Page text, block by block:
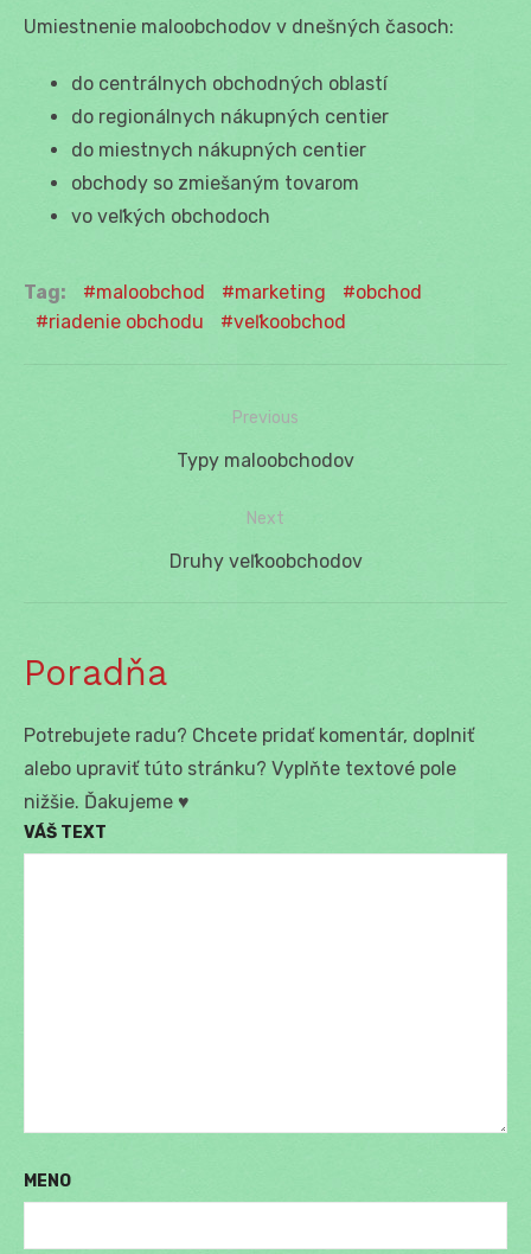
Umiestnenie maloobchodov v dnešných časoch:
do centrálnych obchodných oblastí
do regionálnych nákupných centier
do miestnych nákupných centier
obchody so zmiešaným tovarom
vo veľkých obchodoch
Tag: maloobchod marketing
obchod
riadenie obchodu
veľkoobchod
Navigácia
Previous
Previous
Typy maloobchodov
Next
Next
Druhy veľkoobchodov
Poradňa
Potrebujete radu? Chcete pridať komentár, doplniť
alebo upraviť túto stránku? Vyplňte textové pole
nižšie. Ďakujeme ♥
VÁŠ TEXT
MENO